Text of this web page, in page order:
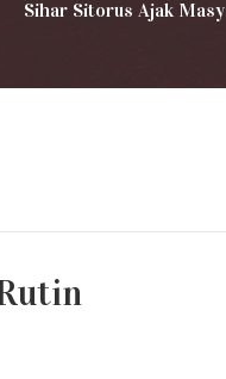
Sihar Sitorus Ajak